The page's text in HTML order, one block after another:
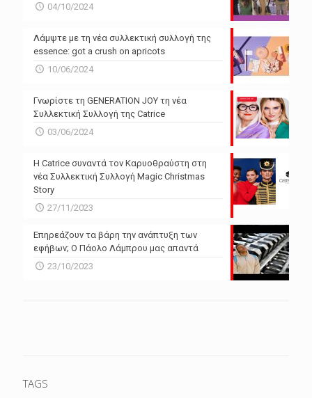
04/10/2024
Λάμψτε με τη νέα συλλεκτική συλλογή της
essence: got a crush on apricots
10/06/2024
Γνωρίστε τη GENERATION JOY τη νέα
Συλλεκτική Συλλογή της Catrice
03/06/2024
Η Catrice συναντά τον Καρυοθραύστη στη
νέα Συλλεκτική Συλλογή Magic Christmas
Story
27/11/2023
Επηρεάζουν τα βάρη την ανάπτυξη των
εφήβων; Ο Πάολο Λάμπρου μας απαντά
23/10/2023
TAGS